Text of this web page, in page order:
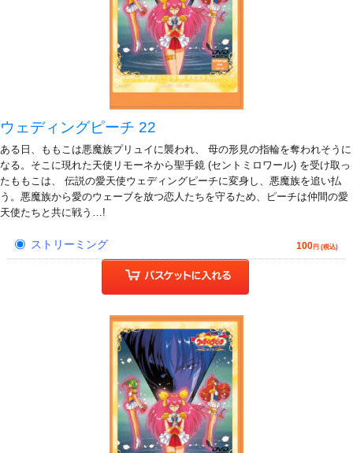
ウェディングピーチ 22
ある日、ももこは悪魔族プリュイに襲われ、 母の形見の指輪を奪われそうに
なる。そこに現れた天使リモーネから聖手鏡 (セントミロワール) を受け取っ
たももこは、 伝説の愛天使ウェディングピーチに変身し、悪魔族を追い払
う。悪魔族から愛のウェーブを放つ恋人たちを守るため、ピーチは仲間の愛
天使たちと共に戦う…!
ストリーミング 100円 (税込)